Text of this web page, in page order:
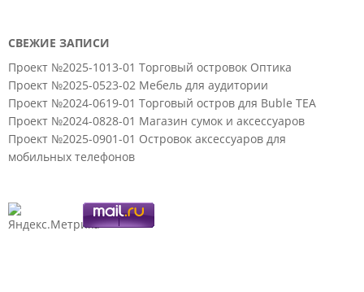
СВЕЖИЕ ЗАПИСИ
Проект №2025-1013-01 Торговый островок Оптика
Проект №2025-0523-02 Мебель для аудитории
Проект №2024-0619-01 Торговый остров для Buble TEA
Проект №2024-0828-01 Магазин сумок и аксессуаров
Проект №2025-0901-01 Островок аксессуаров для
мобильных телефонов